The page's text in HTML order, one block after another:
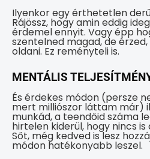
Ilyenkor egy érthetetlen
Rájössz, hogy amin eddig
érdemel ennyit. Vagy épp
szentelned magad, de
oldani. Ez reményteli is.
MENTÁLIS
És érdekes módon (persze
mert milliószor láttam már)
munkád, a teendőid száma
hirtelen kiderül, hogy nincs
Sőt, még kedved is lesz
módon hatékonyabb leszel.